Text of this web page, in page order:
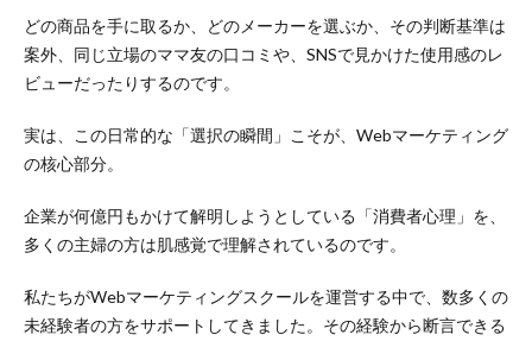
どの商品を手に取るか、どのメーカーを選ぶか、その判断基準は
案外、同じ立場のママ友の口コミや、SNSで見かけた使用感のレ
ビューだったりするのです。
実は、この日常的な「選択の瞬間」こそが、Webマーケティング
の核心部分。
企業が何億円もかけて解明しようとしている「消費者心理」を、
多くの主婦の方は肌感覚で理解されているのです。
私たちがWebマーケティングスクールを運営する中で、数多くの
未経験者の方をサポートしてきました。その経験から断言できる